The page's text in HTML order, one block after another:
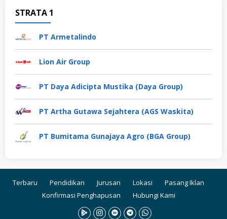
STRATA 1
PT Armetalindo
Lion Air Group
PT Daya Adicipta Mustika (Daya Group)
PT Artha Gutawa Sejahtera (AGS Waskita)
PT Bumitama Gunajaya Agro (BGA Group)
Terbaru Pendidikan Jurusan Lokasi
Pasang Iklan
Konfirmasi Penghapusan
Hubungi Kami